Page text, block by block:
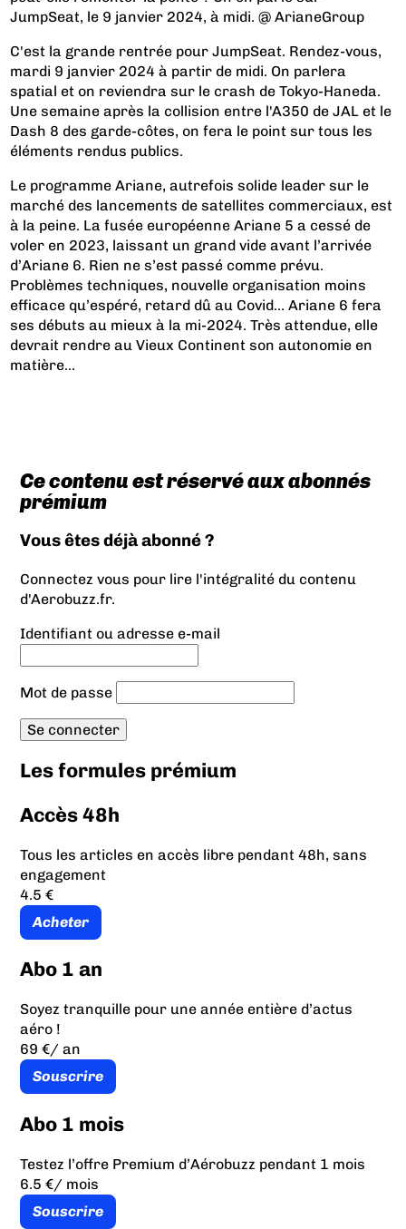
JumpSeat, le 9 janvier 2024, à midi. @ ArianeGroup
C'est la grande rentrée pour JumpSeat. Rendez-vous,
mardi 9 janvier 2024 à partir de midi. On parlera
spatial et on reviendra sur le crash de Tokyo-Haneda.
Une semaine après la collision entre l'A350 de JAL et le
Dash 8 des garde-côtes, on fera le point sur tous les
éléments rendus publics.
Le programme Ariane, autrefois solide leader sur le
marché des lancements de satellites commerciaux, est
à la peine. La fusée européenne Ariane 5 a cessé de
voler en 2023, laissant un grand vide avant l’arrivée
d’Ariane 6. Rien ne s’est passé comme prévu.
Problèmes techniques, nouvelle organisation moins
efficace qu’espéré, retard dû au Covid… Ariane 6 fera
ses débuts au mieux à la mi-2024. Très attendue, elle
devrait rendre au Vieux Continent son autonomie en
matière...
Ce contenu est réservé aux abonnés
prémium
Vous êtes déjà abonné ?
Connectez vous pour lire l'intégralité du contenu
d'Aerobuzz.fr.
Identifiant ou adresse e-mail
Mot de passe
Les formules prémium
Accès 48h
Tous les articles en accès libre pendant 48h, sans
engagement
4.5 €
Acheter
Abo 1 an
Soyez tranquille pour une année entière d’actus
aéro !
69 €/ an
Souscrire
Abo 1 mois
Testez l’offre Premium d’Aérobuzz pendant 1 mois
6.5 €/ mois
Souscrire